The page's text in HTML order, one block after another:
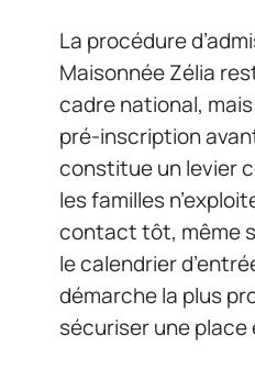
La procédure
Maisonnée Zélia
cadre national,
pré-inscription
constitue un levier
les familles
contact tôt, même
le calendrier
démarche la plus
sécuriser une place